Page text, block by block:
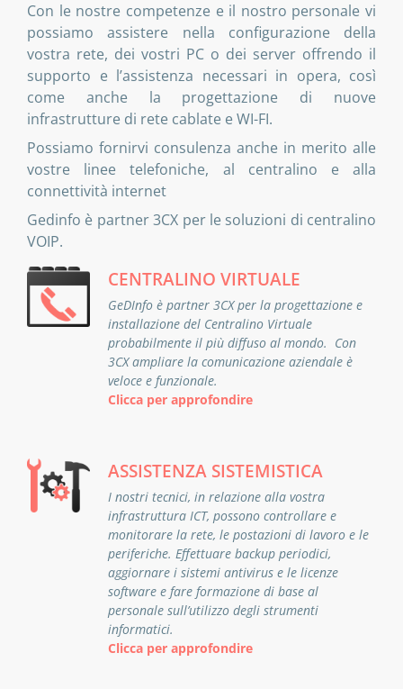
Con le nostre competenze e il nostro personale vi
possiamo assistere nella configurazione della
vostra rete, dei vostri PC o dei server offrendo il
supporto e l’assistenza necessari in opera, così
come anche la progettazione di nuove
infrastrutture di rete cablate e WI-FI.
Possiamo fornirvi consulenza anche in merito alle
vostre linee telefoniche, al centralino e alla
connettività internet
Gedinfo è partner 3CX per le soluzioni di centralino
VOIP.
CENTRALINO VIRTUALE
GeDInfo è partner 3CX per la progettazione e
installazione del Centralino Virtuale
probabilmente il più diffuso al mondo. Con
3CX ampliare la comunicazione aziendale è
veloce e funzionale.
Clicca per approfondire
ASSISTENZA SISTEMISTICA
I nostri tecnici, in relazione alla vostra
infrastruttura ICT, possono controllare e
monitorare la rete, le postazioni di lavoro e le
periferiche. Effettuare backup periodici,
aggiornare i sistemi antivirus e le licenze
software e fare formazione di base al
personale sull’utilizzo degli strumenti
informatici.
Clicca per approfondire